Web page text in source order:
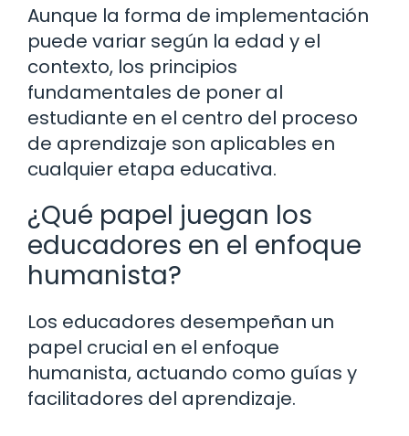
Aunque la forma de implementación
puede variar según la edad y el
contexto, los principios
fundamentales de poner al
estudiante en el centro del proceso
de aprendizaje son aplicables en
cualquier etapa educativa.
¿Qué papel juegan los
educadores en el enfoque
humanista?
Los educadores desempeñan un
papel crucial en el enfoque
humanista, actuando como guías y
facilitadores del aprendizaje.